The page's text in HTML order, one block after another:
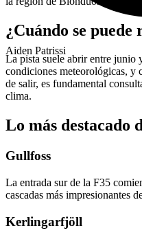
Aiden Patrissi
¿Cuándo se
La pista suele abrir entre junio
condiciones meteorológicas, y
de salir, es fundamental
clima.
Lo más destacado
Gullfoss
La entrada sur de la F35
cascadas más impresionantes
Kerlingarfjöll